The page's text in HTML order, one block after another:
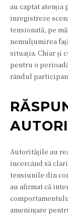
au captat atenția
înregistreze
tensionată, pe
nemulțumirea
situația. Chiar și
pentru o
rândul
Autoritățile au
încercând să
tensiunile din
au afirmat că
amenințare